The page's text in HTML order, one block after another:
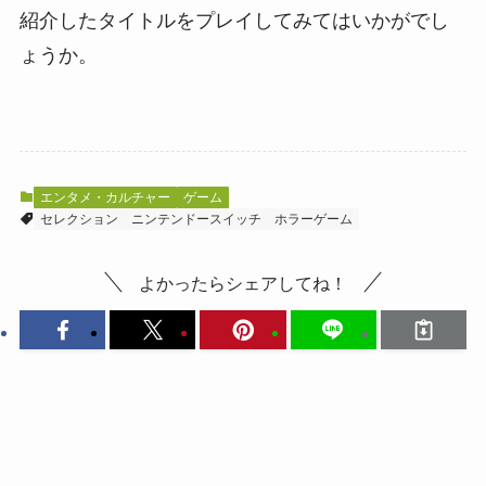
紹介したタイトルをプレイしてみてはいかがでし
ょうか。
エンタメ・カルチャー
ゲーム
セレクション
ニンテンドースイッチ ホラーゲーム
よかったらシェアしてね！